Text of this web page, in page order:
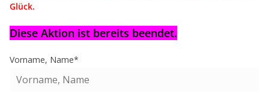
Glück.
Diese Aktion ist bereits beendet.
Vorname, Name*